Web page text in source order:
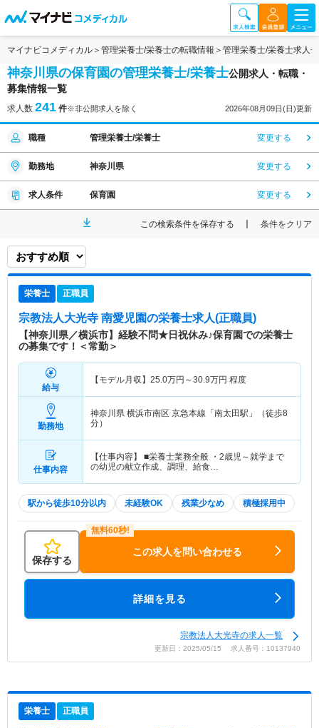
マイナビコメディカル 管理栄養士/栄養士の転職情報 管理栄養士/栄養士求人
神奈川県の保育園の管理栄養士/栄養士公開求人・転職・
募集情報一覧
求人数 241 件※非公開求人を除く 2026年08月09日(日)更新
職種 管理栄養士/栄養士 変更する
勤務地 神奈川県 変更する
求人条件 保育園 変更する
この検索条件を保存する 条件をクリア
栄養士 正職員
宗教法人大光寺 南愛児園の栄養士求人(正職員)
【神奈川県／横浜市】経験不問★日祝休み♪保育園での栄養士
の募集です！＜常勤＞
給与
【モデル月収】 25.0万円～30.9万円 程度
勤務地
神奈川県 横浜市南区 京急本線「南太田駅」（徒歩8
分）
仕事内容
【仕事内容】 ■栄養士業務全般 ・2歳児～就学まで
の幼児の献立作成、調理、給食…
駅から徒歩10分以内 未経験OK 残業少なめ 積極採用中
保存する
この求人を問い合わせる
詳細を見る
宗教法人大光寺の求人一覧
更新日：2025/05/15 求人番号：10137940
栄養士 正職員